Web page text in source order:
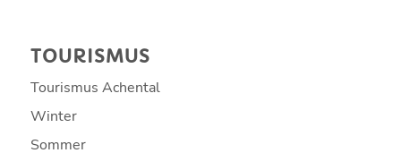
TOURISMUS
Tourismus Achental
Winter
Sommer